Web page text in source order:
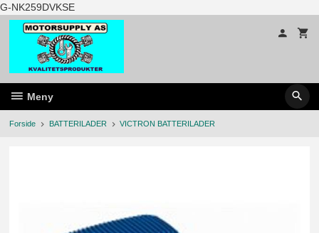
G-NK259DVKSEGå
til
innholdet
Meny
Forside BATTERILADER VICTRON BATTERILADER